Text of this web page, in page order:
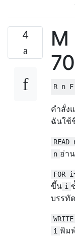
4 M
70
คำสั่ง
ฉันใช้
READ
n อ่า
FOR
ขึ้น i
บรรทั
i พิม